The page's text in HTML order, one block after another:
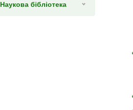
Наукова бібліотека